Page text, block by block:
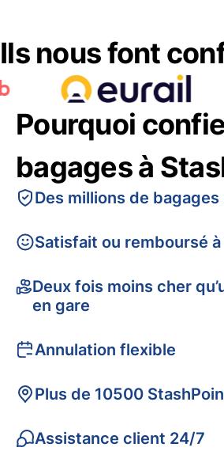
Ils nous font
Pourquoi
bagages à
Des millions de
Satisfait ou remboursé à
Deux fois moins cher
en gare
Annulation flexible
Plus de 10500
Assistance client 24/7